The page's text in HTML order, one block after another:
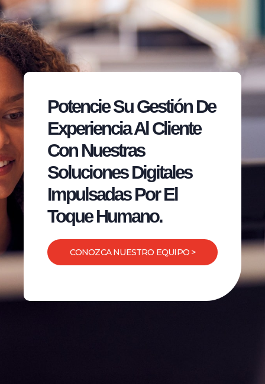
Potencie Su Gestión De
Experiencia Al Cliente
Con Nuestras
Soluciones Digitales
Impulsadas Por El
Toque Humano.
CONOZCA NUESTRO EQUIPO >